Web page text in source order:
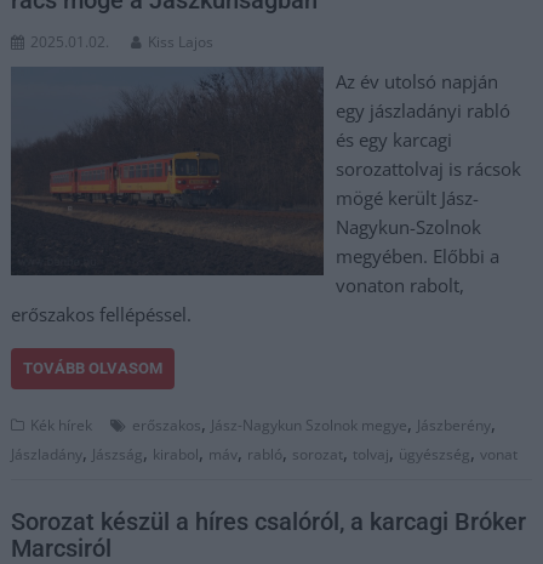
2025.01.02. Kiss Lajos
Az év utolsó napján
egy jászladányi rabló
és egy karcagi
sorozattolvaj is rácsok
mögé került Jász-
Nagykun-Szolnok
megyében. Előbbi a
vonaton rabolt,
erőszakos fellépéssel.
TOVÁBB OLVASOM
Kék hírek erőszakos, Jász-Nagykun Szolnok megye, Jászberény,
Jászladány, Jászság, kirabol, máv, rabló, sorozat, tolvaj, ügyészség,vonat
Sorozat készül a híres csalóról, a karcagi Bróker
Marcsiról